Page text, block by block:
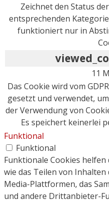
Zeichnet den Status
entsprechenden Kategorie
funktioniert nur in
11
Das Cookie wird vom
gesetzt und verwendet,
der Verwendung von
Es speichert keinerlei
Funktional
Funktional
Funktionale Cookies
wie das Teilen von Inhalten
Media-Plattformen, das
und andere Drittanbieter-